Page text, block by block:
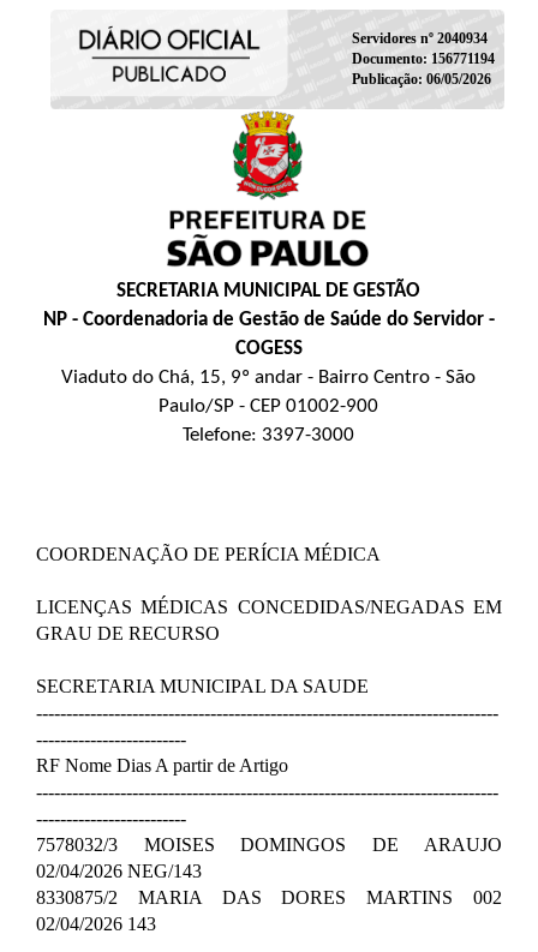
Servidores nº 2040934
Documento: 156771194
Publicação: 06/05/2026
SECRETARIA MUNICIPAL DE GESTÃO
NP - Coordenadoria de Gestão de Saúde do Servidor -
COGESS
Viaduto do Chá, 15, 9º andar - Bairro Centro - São
Paulo/SP - CEP 01002-900
Telefone: 3397-3000
COORDENAÇÃO DE PERÍCIA MÉDICA
LICENÇAS MÉDICAS CONCEDIDAS/NEGADAS EM
GRAU DE RECURSO
SECRETARIA MUNICIPAL DA SAUDE
-----------------------------------------------------------------------------
-------------------------
RF Nome Dias A partir de Artigo
-----------------------------------------------------------------------------
-------------------------
7578032/3 MOISES DOMINGOS DE ARAUJO
02/04/2026 NEG/143
8330875/2 MARIA DAS DORES MARTINS 002
02/04/2026 143